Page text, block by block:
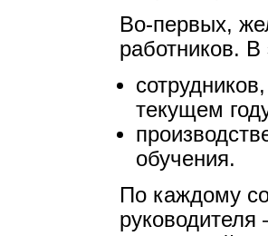
Во-первых,
работников.
текущем
обучения.
По каждому